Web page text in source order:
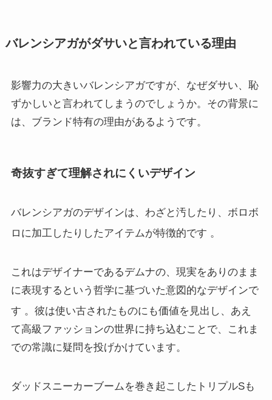
バレンシアガがダサいと言われている理由
影響力の大きいバレンシアガですが、なぜダサい、恥
ずかしいと言われてしまうのでしょうか。その背景に
は、ブランド特有の理由があるようです。
奇抜すぎて理解されにくいデザイン
バレンシアガのデザインは、わざと汚したり、ボロボ
ロに加工したりしたアイテムが特徴的です 。
これはデザイナーであるデムナの、現実をありのまま
に表現するという哲学に基づいた意図的なデザインで
す 。彼は使い古されたものにも価値を見出し、あえ
て高級ファッションの世界に持ち込むことで、これま
での常識に疑問を投げかけています。
ダッドスニーカーブームを巻き起こしたトリプルSも